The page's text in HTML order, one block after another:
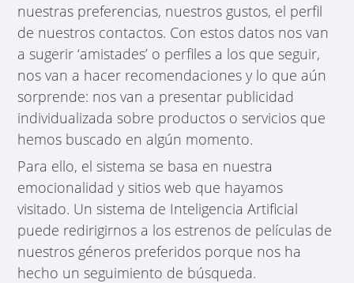
nuestras preferencias, nuestros gustos, el perfil
de nuestros contactos. Con estos datos nos van
a sugerir ‘amistades’ o perfiles a los que seguir,
nos van a hacer recomendaciones y lo que aún
sorprende: nos van a presentar publicidad
individualizada sobre productos o servicios que
hemos buscado en algún momento.
Para ello, el sistema se basa en nuestra
emocionalidad y sitios web que hayamos
visitado. Un sistema de Inteligencia Artificial
puede redirigirnos a los estrenos de películas de
nuestros géneros preferidos porque nos ha
hecho un seguimiento de búsqueda.